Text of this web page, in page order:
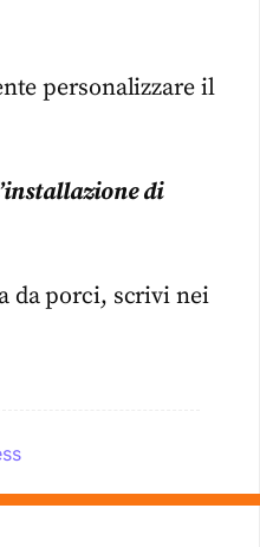
personalizzare il
di
da porci, scrivi nei